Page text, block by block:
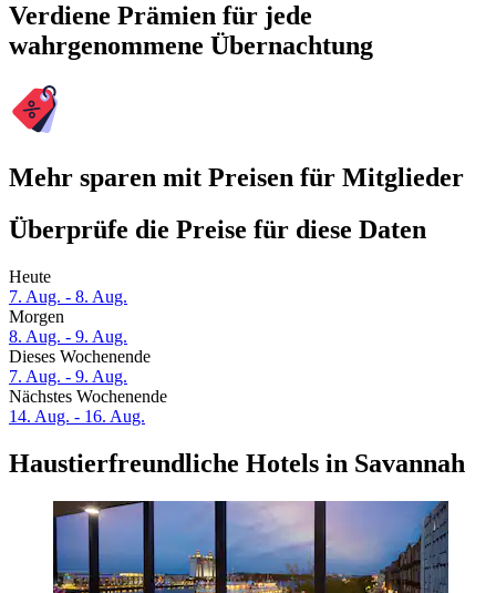
Verdiene Prämien für jede
wahrgenommene Übernachtung
Mehr sparen mit Preisen für Mitglieder
Überprüfe die Preise für diese Daten
Heute
7. Aug. - 8. Aug.
Morgen
8. Aug. - 9. Aug.
Dieses Wochenende
7. Aug. - 9. Aug.
Nächstes Wochenende
14. Aug. - 16. Aug.
Haustierfreundliche Hotels in Savannah